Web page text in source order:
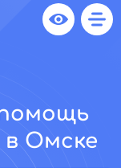
помощь
Омске